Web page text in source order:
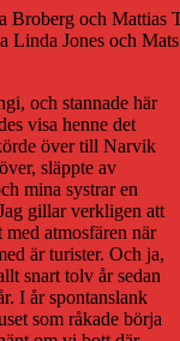
Broberg och Mattias
Linda Jones och
och stannade här
visa henne det
över till Narvik
släppte av
mina systrar en
gillar verkligen att
atmosfären när
är turister. Och ja,
snart tolv år sedan
I år spontanslank
som råkade börja